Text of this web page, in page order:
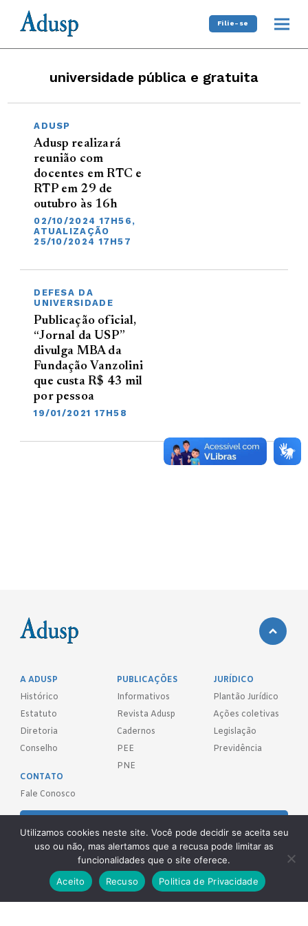
Filie-se
universidade pública e gratuita
ADUSP
Adusp realizará
reunião com
docentes em RTC e
RTP em 29 de
outubro às 16h
02/10/2024 17H56,
ATUALIZAÇÃO
25/10/2024 17H57
DEFESA DA
UNIVERSIDADE
Publicação oficial,
“Jornal da USP”
divulga MBA da
Fundação Vanzolini
que custa R$ 43 mil
por pessoa
19/01/2021 17H58
A ADUSP
Histórico
Estatuto
Diretoria
Conselho
PUBLICAÇÕES
Informativos
Revista Adusp
Cadernos
PEE
PNE
JURÍDICO
Plantão Jurídico
Ações coletivas
Legislação
Previdência
CONTATO
Fale Conosco
REDES SOCIAIS
Utilizamos cookies neste site. Você pode decidir se aceita seu
uso ou não, mas alertamos que a recusa pode limitar as
funcionalidades que o site oferece.
Aceito
Recuso Politica de Privacidade